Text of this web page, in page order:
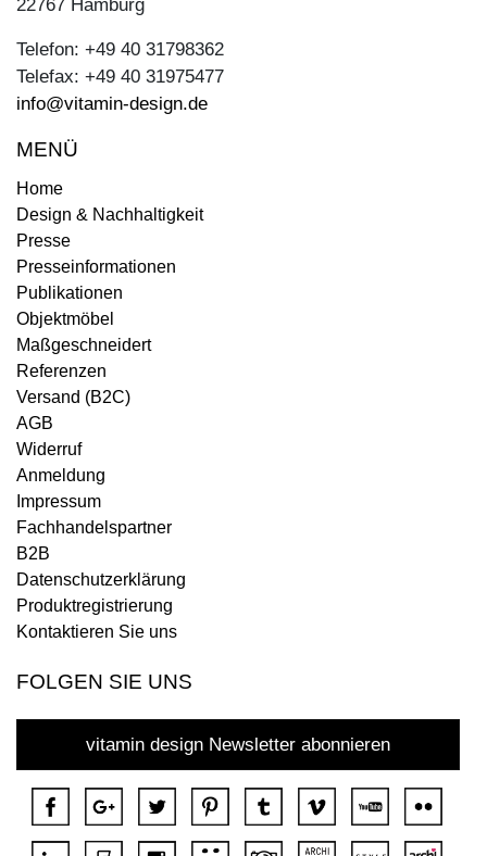
22767 Hamburg
Telefon: +49 40 31798362
Telefax: +49 40 31975477
info@vitamin-design.de
MENÜ
Home
Design & Nachhaltigkeit
Presse
Presseinformationen
Publikationen
Objektmöbel
Maßgeschneidert
Referenzen
Versand (B2C)
AGB
Widerruf
Anmeldung
Impressum
Fachhandelspartner
B2B
Datenschutzerklärung
Produktregistrierung
Kontaktieren Sie uns
FOLGEN SIE UNS
vitamin design Newsletter abonnieren